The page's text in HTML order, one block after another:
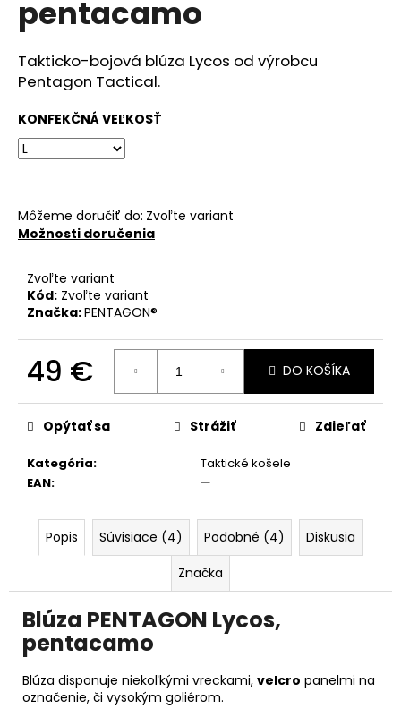
pentacamo
Takticko-bojová blúza Lycos od výrobcu
Pentagon Tactical.
KONFEKČNÁ VEĽKOSŤ
Môžeme doručiť do: Zvoľte variant
Možnosti doručenia
Zvoľte variant
Kód: Zvoľte variant
Značka:PENTAGON®
49 €
cena:
DO KOŠÍKA
Kategória:
Taktické košele
EAN: —
Opýtať sa Strážiť Zdieľať
Popis Súvisiace (4) Podobné (4)
Diskusia
Značka
Blúza PENTAGON Lycos,
pentacamo
Blúza disponuje niekoľkými vreckami, velcro panelmi na
označenie, či vysokým goliérom.
á
s
ť
?
HĽADAŤ
O
d
p
o
ú
č
a
e